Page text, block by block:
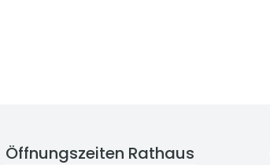
Öffnungszeiten Rathaus